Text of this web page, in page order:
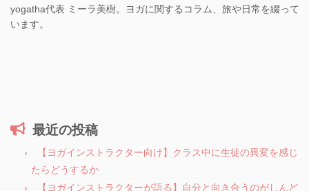
yogatha代表 ミーラ美樹。ヨガに関するコラム、旅や日常を綴って
います。
最近の投稿
【ヨガインストラクター向け】クラス中に生徒の異変を感じ
たらどうするか
【ヨガインストラクターが語る】自分と向き合うのがしんど